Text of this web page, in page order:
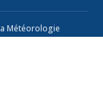
Météorologie